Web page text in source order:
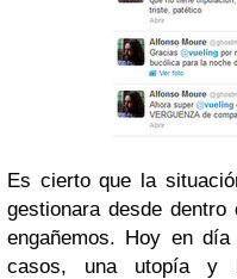
Es cierto que la
gestionara desde
engañemos. Hoy en
casos, una utopía y